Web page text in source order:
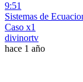
9:51
Sistemas de
Caso x1
divinortv
hace 1 año